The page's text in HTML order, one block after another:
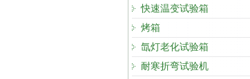
快速温变试验箱
烤箱
氙灯老化试验箱
耐寒折弯试验机